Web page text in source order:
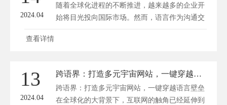
语言网站的秘密。 ...
2024.04
随着全球化进程的不断推进，越来越多的企业开
始将目光投向国际市场。然而，语言作为沟通交
流的重要工具，往往成为企业拓展海外业务的障
无疑是一个绝佳的解决方案。 一、多语言网站
的重要性 1. 提升国...
查看详情
13
2024.04
跨语界：打造多元宇宙网站，一键穿越语言壁垒
跨语界：打造多元宇宙网站，一键穿越语言壁垒
在全球化的大背景下，互联网的触角已经延伸到